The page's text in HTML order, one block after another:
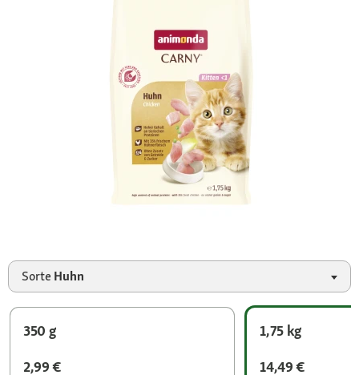
Sorte Huhn
350 g
2,99 €
1,75 kg
14,49 €